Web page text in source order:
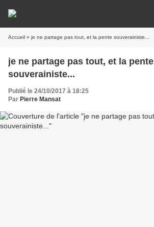
Accueil » je ne partage pas tout, et la pente souverainiste...
je ne partage pas tout, et la pente
souverainiste...
Publié le 24/10/2017 à 18:25
Par Pierre Mansat